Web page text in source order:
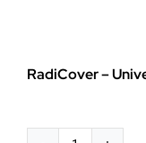
RadiCover –